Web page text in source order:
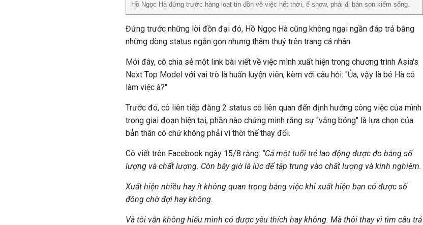
Hồ Ngọc Hà đứng trước hàng loạt tin đồn về việc hết thời, ế show, phải đi bán son kiếm sống.
Đứng trước những lời đồn đại đó, Hồ Ngọc Hà cũng không ngại ngần đáp trả bằng
những dòng status ngắn gọn nhưng thâm thuý trên trang cá nhân.
Mới đây, cô chia sẻ một link bài viết về việc mình xuất hiện trong chương trình Asia's
Next Top Model với vai trò là huấn luyện viên, kèm với câu hỏi: "Ủa, vậy là bé Hà có
làm việc à?"
Trước đó, cô liên tiếp đăng 2 status có liên quan đến định hướng công việc của mình
trong giai đoạn hiện tại, phần nào chứng minh rằng sự "vắng bóng" là lựa chọn của
bản thân cô chứ không phải vì thời thế thay đổi.
Cô viết trên Facebook ngày 15/8 rằng: "Cả một tuổi trẻ lao động được đo bằng số
lượng và chất lượng. Còn bây giờ là lúc để tập trung vào chất lượng và kinh nghiệm.
Xuất hiện nhiều hay ít không quan trọng bằng việc khi xuất hiện bạn có được số
đông chờ đợi hay không.
Và tôi vẫn không hiểu mình có được yêu thích hay không. Mà thôi thay vì tìm câu trả